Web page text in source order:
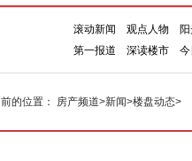
滚动新闻 观点人物
第一报道
深读楼市 今
的位置： 房产频道>新闻>楼盘动态>